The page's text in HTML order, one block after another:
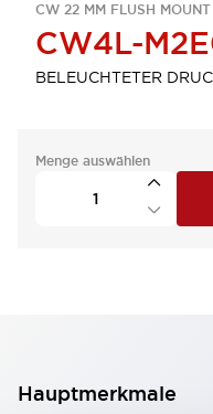
CW 22 MM FLUSH MOUNT
CW4L-
BELEUCHTETER
Menge auswählen
Hauptmerkmale